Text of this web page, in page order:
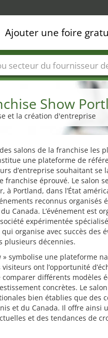
Show
et la création d'entreprise
salons de la franchise les
une plateforme de
d’entreprise souhaitant se
franchise éprouvé. Le salon
à Portland, dans l’État
reconnus organisés
Canada. L’événement est
expérimentée
organise avec succès des
plusieurs décennies.
» symbolise une plateforme
ont l’opportunité
différents modèles
concrètes. Le
bien établies que des
et du Canada. Il offre ainsi
et des tendances de
Ajouter une foire
Secteurs du fournisseur